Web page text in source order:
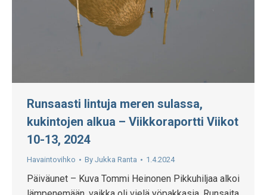
Runsaasti lintuja meren sulassa,
kukintojen alkua – Viikkoraportti Viikot
10-13, 2024
Havaintovihko By Jukka Ranta 1.4.2024
Päiväunet – Kuva Tommi Heinonen Pikkuhiljaa alkoi